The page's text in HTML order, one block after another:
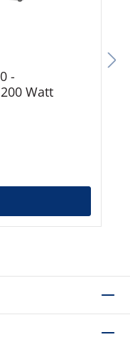
Solarkollektor - tragbar - 200 Watt